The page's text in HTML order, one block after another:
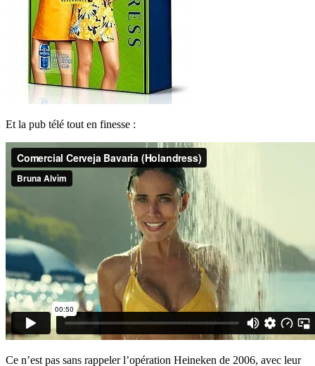
Et la pub télé tout en finesse :
Ce n’est pas sans rappeler l’opération Heineken de 2006, avec leur